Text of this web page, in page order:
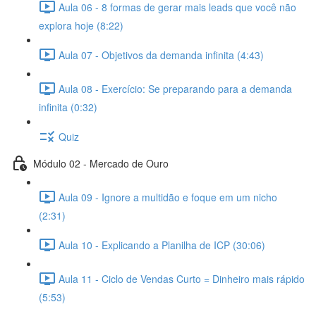
Aula 06 - 8 formas de gerar mais leads que você não
explora hoje (8:22)
Aula 07 - Objetivos da demanda infinita (4:43)
Aula 08 - Exercício: Se preparando para a demanda
infinita (0:32)
Quiz
Módulo 02 - Mercado de Ouro
Aula 09 - Ignore a multidão e foque em um nicho
(2:31)
Aula 10 - Explicando a Planilha de ICP (30:06)
Aula 11 - Ciclo de Vendas Curto = Dinheiro mais rápido
(5:53)